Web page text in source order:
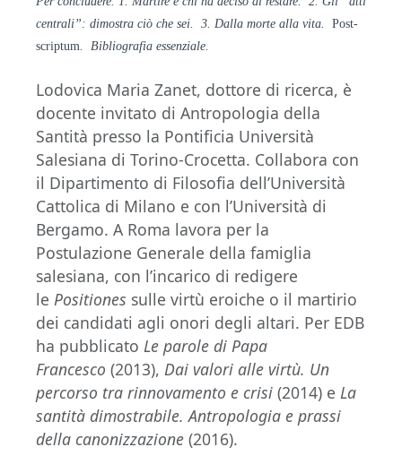
centrali”: dimostra ciò che sei. 3. Dalla morte alla vita. Post-
scriptum. Bibliografia essenziale.
Lodovica Maria Zanet, dottore di ricerca, è
docente invitato di Antropologia della
Santità presso la Pontificia Università
Salesiana di Torino-Crocetta. Collabora con
il Dipartimento di Filosofia dell’Università
Cattolica di Milano e con l’Università di
Bergamo. A Roma lavora per la
Postulazione Generale della famiglia
salesiana, con l’incarico di redigere
le Positiones sulle virtù eroiche o il martirio
dei candidati agli onori degli altari. Per EDB
ha pubblicato Le parole di Papa
Francesco (2013), Dai valori alle virtù. Un
percorso tra rinnovamento e crisi (2014) e La
santità dimostrabile. Antropologia e prassi
della canonizzazione (2016).